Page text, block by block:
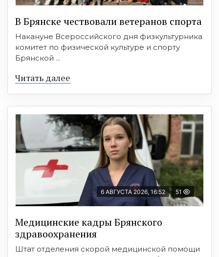
В Брянске чествовали ветеранов спорта
Накануне Всероссийского дня физкультурника
комитет по физической культуре и спорту
Брянской ...
Читать далее
6 АВГУСТА 2026, 16:52 51
Медицинские кадры Брянского
здравоохранения
Штат отделения скорой медицинской помощи